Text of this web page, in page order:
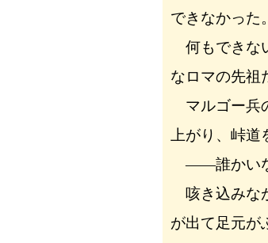
できなかった。
何もできな
なロマの先祖
マルゴー兵
上がり、峠
――誰かいな
咳き込みな
が出て足元が